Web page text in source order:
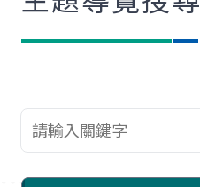
查詢關鍵字